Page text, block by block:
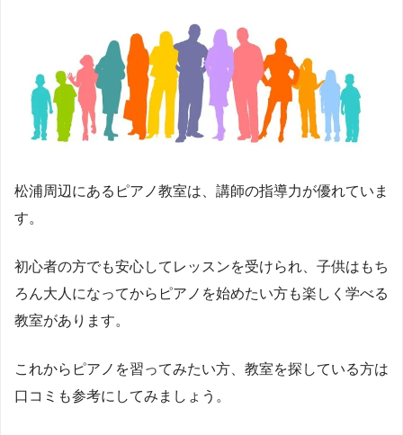
松浦周辺にあるピアノ教室は、講師の指導力が優れていま
す。
初心者の方でも安心してレッスンを受けられ、子供はもち
ろん大人になってからピアノを始めたい方も楽しく学べる
教室があります。
これからピアノを習ってみたい方、教室を探している方は
口コミも参考にしてみましょう。